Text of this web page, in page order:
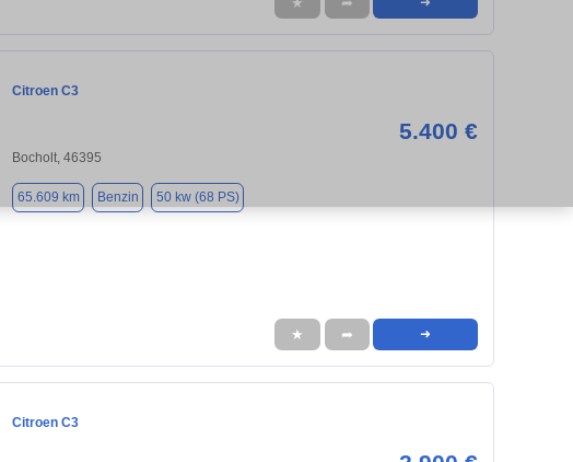
Citroen C3
5.400 €
Bocholt, 46395
65.609 km Benzin 50 kw (68 PS)
★ ➦ ➜
Citroen C3